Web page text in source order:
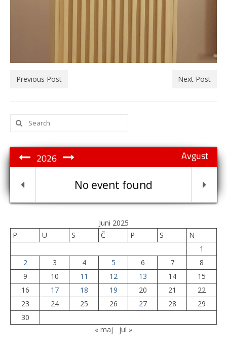
Previous Post Next Post
Search
for:
Avgust
2026
No event found
Juni 2025
P
U S Č P S
N
1
2
3 4 5 6 7
8
9
10 11 12 13 14
15
16
17 18 19 20 21
22
23
24 25 26 27 28
29
30
« maj
jul »